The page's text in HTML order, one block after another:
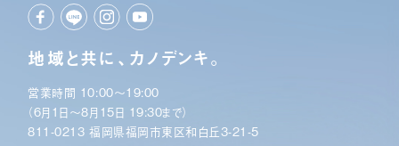
地域と共に、カノデンキ。
営業時間 10:00〜19:00
（6月1日〜8月15日 19:30まで）
811-0213 福岡県福岡市東区和白丘3-21-5